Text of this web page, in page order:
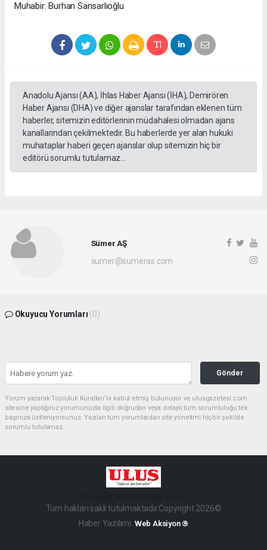
Muhabir: Burhan Sansarlıoğlu
Anadolu Ajansı (AA), İhlas Haber Ajansı (İHA), Demirören
Haber Ajansı (DHA) ve diğer ajanslar tarafından eklenen tüm
haberler, sitemizin editörlerinin müdahalesi olmadan ajans
kanallarından çekilmektedir. Bu haberlerde yer alan hukuki
muhataplar haberi geçen ajanslar olup sitemizin hiç bir
editörü sorumlu tutulamaz...
Sümer AŞ
sumer@sumeras.com
Okuyucu Yorumları (0)
Gönder
Yorum yazarak Topluluk Kuralları’nı kabul etmiş bulunuyor ve ulusgazetesi.com
sitesine yaptığınız yorumunuzla ilgili doğrudan veya dolaylı tüm sorumluluğu tek
başınıza üstleniyorsunuz. Yazılan tüm yorumlardan site yönetimi hiçbir şekilde
sorumlu tutulamaz.
Tüm hakları saklı tutulmaktadır.Copyright 2026©
Haber Yazılımı: Web Aksiyon ®